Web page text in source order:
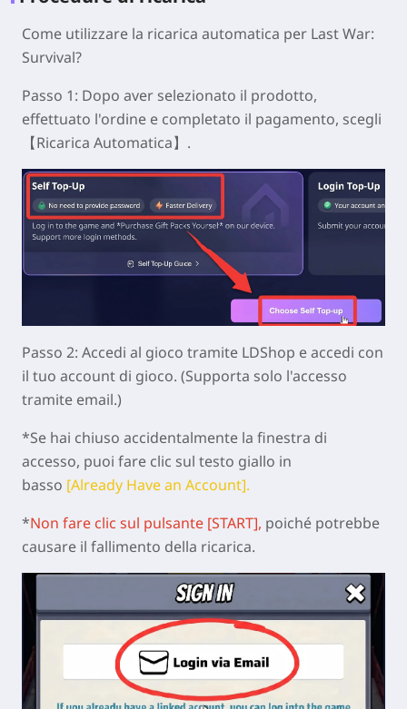
Come utilizzare la ricarica automatica per Last War:
Survival?
Passo 1: Dopo aver selezionato il prodotto,
effettuato l'ordine e completato il pagamento, scegli
【Ricarica Automatica】.
Passo 2: Accedi al gioco tramite LDShop e accedi con
il tuo account di gioco. (Supporta solo l'accesso
tramite email.)
*Se hai chiuso accidentalmente la finestra di
accesso, puoi fare clic sul testo giallo in
basso [Already Have an Account].
*Non fare clic sul pulsante [START], poiché potrebbe
causare il fallimento della ricarica.